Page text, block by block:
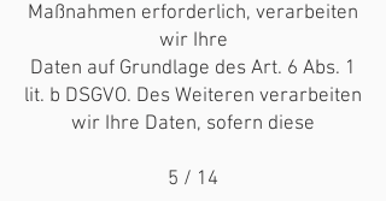
Maßnahmen erforderlich, verarbeiten
wir Ihre
Daten auf Grundlage des Art. 6 Abs. 1
lit. b DSGVO. Des Weiteren verarbeiten
wir Ihre Daten, sofern diese
5 / 14